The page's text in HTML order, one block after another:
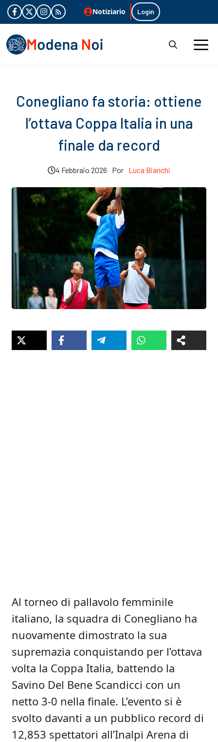
Vai
al
contenuto
Notiziario Login
Conegliano fa storia: ottiene
l’ottava Coppa Italia in una
finale da record
4 Febbraio 2026 Por Luca Bianchi
Al torneo di pallavolo femminile
italiano, la squadra di Conegliano ha
nuovamente dimostrato la sua
supremazia conquistando per l’ottava
volta la Coppa Italia, battendo la
Savino Del Bene Scandicci con un
netto 3-0 nella finale. L’evento si è
svolto davanti a un pubblico record di
12,853 spettatori all’Inalpi Arena di